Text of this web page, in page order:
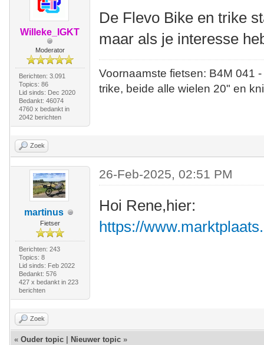
Willeke_IGKT
Moderator
Berichten: 3.091
Topics: 86
Lid sinds: Dec 2020
Bedankt: 46074
4760 x bedankt in
2042 berichten
De Flevo Bike en trike
maar als je interesse
Voornaamste fietsen: B4M
trike, beide alle wielen 20" en
Zoek
martinus
Fietser
Berichten: 243
Topics: 8
Lid sinds: Feb 2022
Bedankt: 576
427 x bedankt in 223
berichten
26-Feb-2025, 02:51 PM
Hoi Rene,hier:
https://
Zoek
« Ouder topic Nieuwer topic »